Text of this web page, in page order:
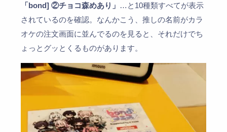
「bond] ②チョコ森めあり」 …と10種類すべてが表示
されているのを確認。なんかこう、推しの名前がカラ
オケの注文画面に並んでるのを見ると、それだけでち
ょっとグッとくるものがあります。